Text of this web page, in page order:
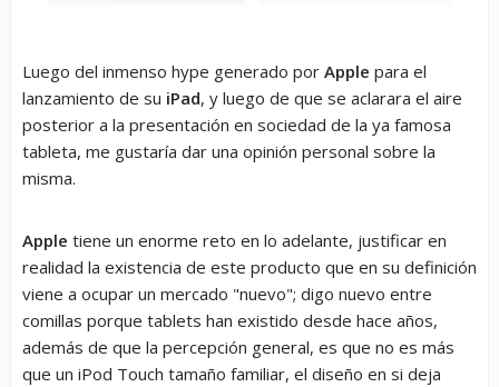
Luego del inmenso hype generado por Apple para el
lanzamiento de su iPad, y luego de que se aclarara el aire
posterior a la presentación en sociedad de la ya famosa
tableta, me gustaría dar una opinión personal sobre la
misma.
Apple tiene un enorme reto en lo adelante, justificar en
realidad la existencia de este producto que en su definición
viene a ocupar un mercado "nuevo"; digo nuevo entre
comillas porque tablets han existido desde hace años,
además de que la percepción general, es que no es más
que un iPod Touch tamaño familiar, el diseño en si deja